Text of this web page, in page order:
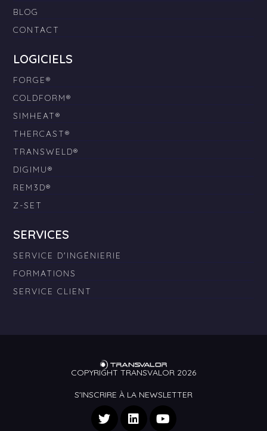
BLOG
CONTACT
LOGICIELS
FORGE®
COLDFORM®
SIMHEAT®
THERCAST®
TRANSWELD®
DIGIMU®
REM3D®
Z-SET
SERVICES
SERVICE D'INGÉNIERIE
FORMATIONS
SERVICE CLIENT
COPYRIGHT TRANSVALOR 2026
S'INSCRIRE À LA NEWSLETTER